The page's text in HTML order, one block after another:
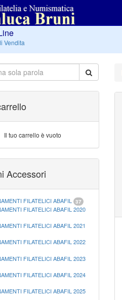
Vendita
Il tuo carrello è vuoto
Accessori
FILATELICI ABAFIL 37
FILATELICI ABAFIL 2020
FILATELICI ABAFIL 2021
FILATELICI ABAFIL 2022
FILATELICI ABAFIL 2023
FILATELICI ABAFIL 2024
FILATELICI ABAFIL 2025